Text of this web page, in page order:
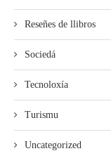
Reseñes de llibros
Sociedá
Tecnoloxía
Turismu
Uncategorized